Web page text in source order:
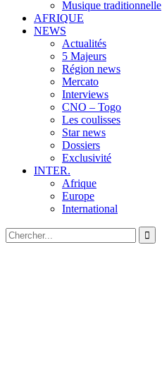
Musique traditionnelle
AFRIQUE
NEWS
Actualités
5 Majeurs
Région news
Mercato
Interviews
CNO – Togo
Les coulisses
Star news
Dossiers
Exclusivité
INTER.
Afrique
Europe
International